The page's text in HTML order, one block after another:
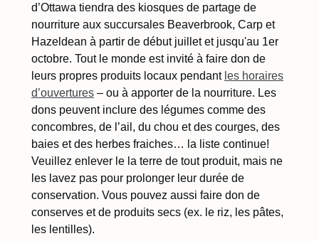
d’Ottawa tiendra des kiosques de partage de
nourriture aux succursales Beaverbrook, Carp et
Hazeldean à partir de début juillet et jusqu'au 1er
octobre. Tout le monde est invité à faire don de
leurs propres produits locaux pendant les horaires
d’ouvertures – ou à apporter de la nourriture. Les
dons peuvent inclure des légumes comme des
concombres, de l’ail, du chou et des courges, des
baies et des herbes fraiches… la liste continue!
Veuillez enlever le la terre de tout produit, mais ne
les lavez pas pour prolonger leur durée de
conservation. Vous pouvez aussi faire don de
conserves et de produits secs (ex. le riz, les pâtes,
les lentilles).